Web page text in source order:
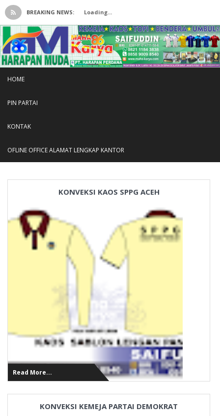
BREAKING NEWS: Loading...
HOME
PIN PARTAI
KONTAK
OFLINE OFFICE ALAMAT LENGKAP KANTOR
KONVEKSI KAOS SPPG ACEH
Read More...
KONVEKSI KEMEJA PARTAI DEMOKRAT